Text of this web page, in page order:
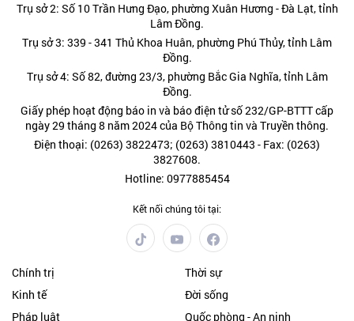
Trụ sở 2: Số 10 Trần Hưng Đạo, phường Xuân Hương - Đà Lạt, tỉnh
Lâm Đồng.
Trụ sở 3: 339 - 341 Thủ Khoa Huân, phường Phú Thủy, tỉnh Lâm
Đồng.
Trụ sở 4: Số 82, đường 23/3, phường Bắc Gia Nghĩa, tỉnh Lâm
Đồng.
Giấy phép hoạt động báo in và báo điện tử số 232/GP-BTTT cấp
ngày 29 tháng 8 năm 2024 của Bộ Thông tin và Truyền thông.
Điện thoại: (0263) 3822473; (0263) 3810443 - Fax: (0263)
3827608.
Hotline: 0977885454
Kết nối chúng tôi tại:
Chính trị
Thời sự
Kinh tế
Đời sống
Pháp luật
Quốc phòng - An ninh